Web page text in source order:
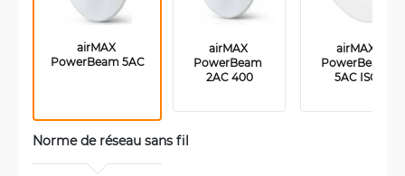
airMAX
PowerBeam 5AC
airMAX
PowerBeam
2AC 400
airMAX
PowerBeam
5AC ISO
Norme de réseau sans fil